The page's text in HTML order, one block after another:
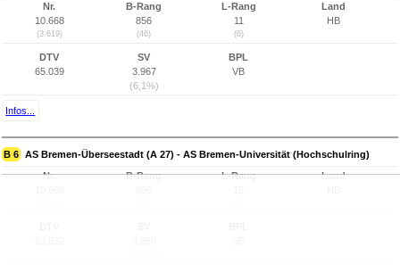
Nr.
10.668
(3.619)
B-Rang
856
(46)
L-Rang
11
(6)
Land
HB
DTV
65.039
SV
3.967
(6,1%)
BPL
VB
Infos...
B 6 AS Bremen-Überseestadt (A 27) - AS Bremen-Universität (Hochschulring)
Nr.
B-Rang
L-Rang
Land